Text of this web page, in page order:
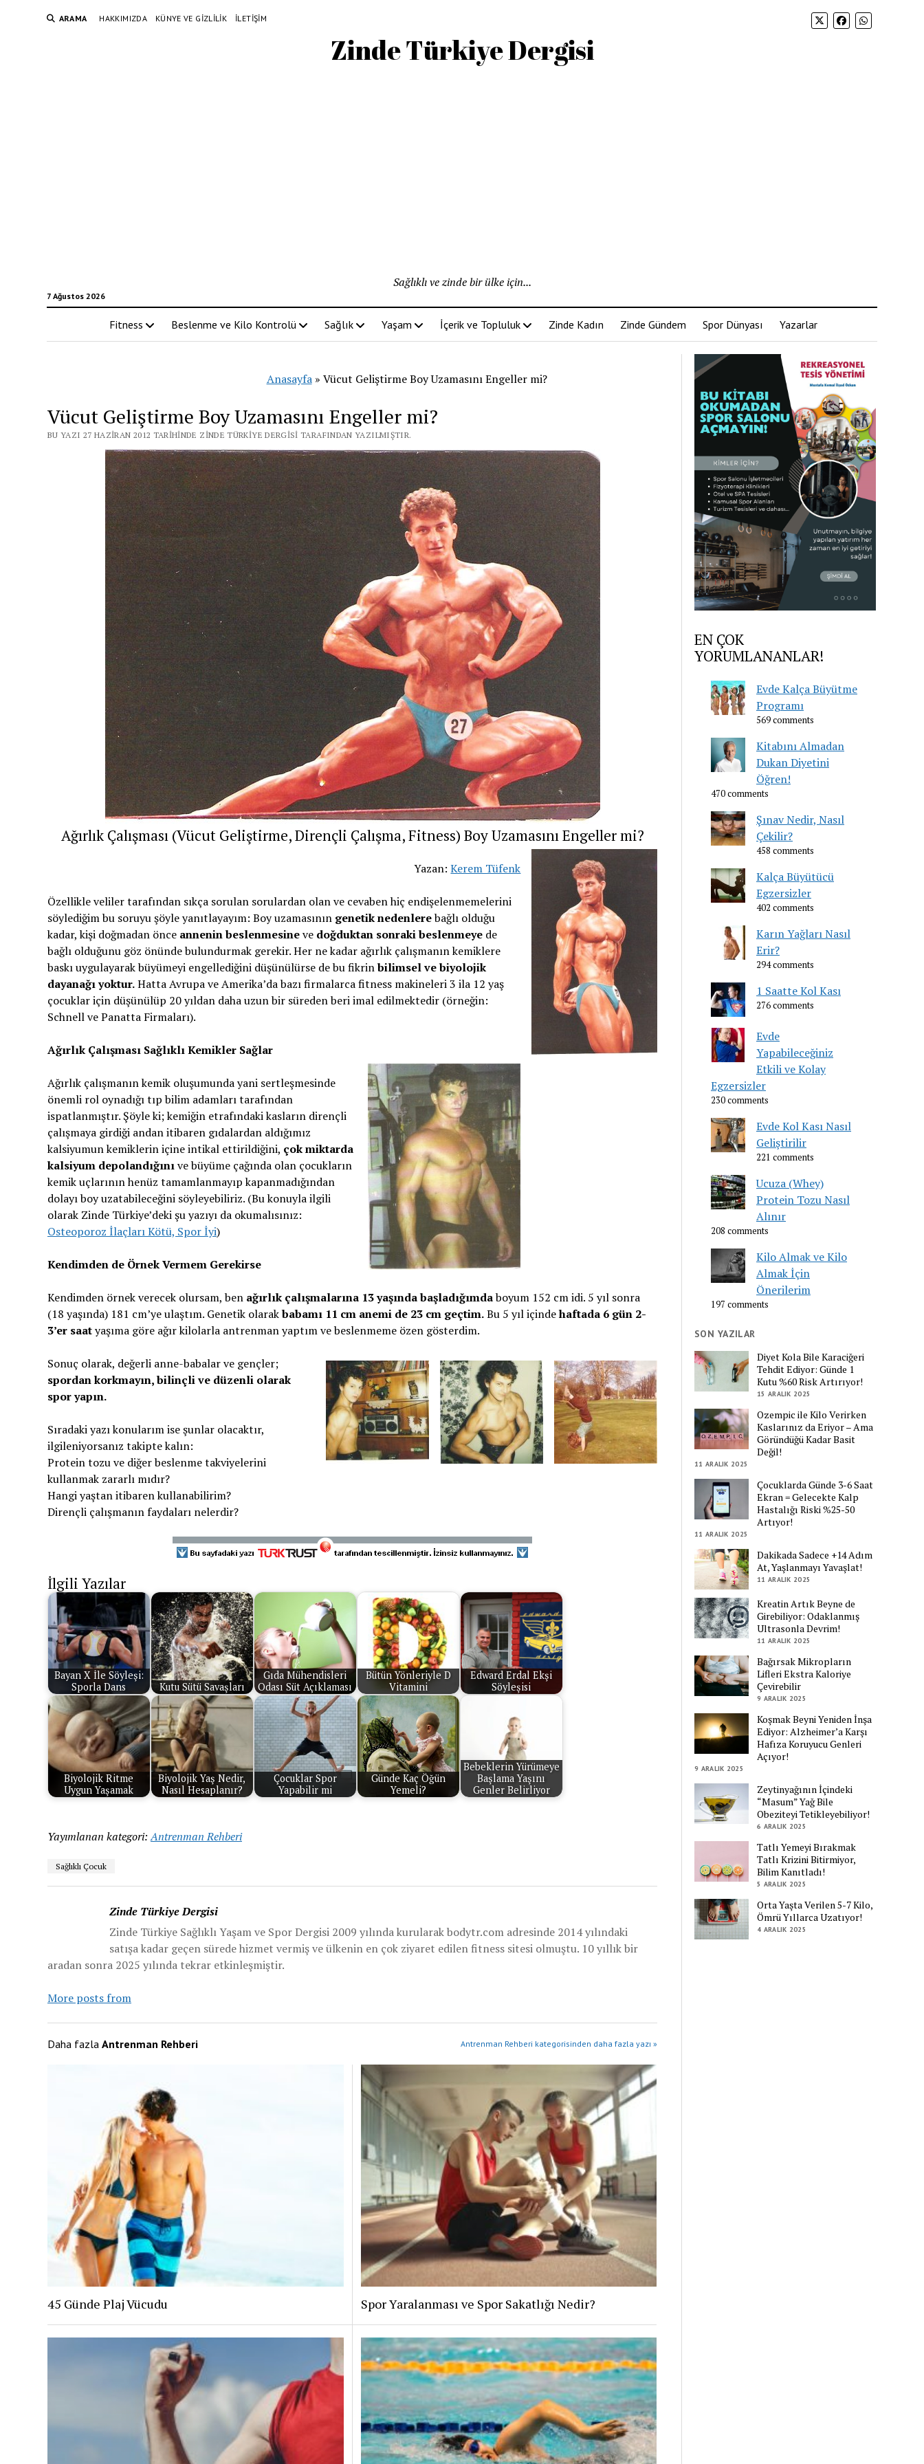
ARAMA HAKKIMIZDA KÜNYE VE GIZLILIK İLETIŞIM
Zinde Türkiye Dergisi
7 Ağustos 2026
Sağlıklı ve zinde bir ülke için...
Fitness Beslenme ve Kilo Kontrolü Sağlık Yaşam İçerik ve Topluluk Zinde Kadın Zinde Gündem Spor Dünyası Yazarlar
Anasayfa» Vücut Geliştirme Boy Uzamasını Engeller mi?
Vücut Geliştirme Boy Uzamasını Engeller mi?
BU YAZI 27 HAZIRAN 2012 TARIHINDE ZINDE TÜRKIYE DERGISI TARAFINDAN YAZILMIŞTIR.
Ağırlık Çalışması (Vücut Geliştirme, Dirençli Çalışma, Fitness) Boy Uzamasını Engeller mi?
Yazan:Kerem Tüfenk
Özellikle veliler tarafından sıkça sorulan sorulardan olan ve cevaben hiç endişelenmemelerini
söylediğim bu soruyu şöyle yanıtlayayım: Boy uzamasının genetik nedenlerebağlı olduğu
kadar, kişi doğmadan önce annenin beslenmesineve doğduktan sonraki beslenmeyede
bağlı olduğunu göz önünde bulundurmak gerekir. Her ne kadar ağırlık çalışmanın kemiklere
baskı uygulayarak büyümeyi engellediğini düşünülürse de bu fikrinbilimsel ve biyolojik
dayanağı yoktur.Hatta Avrupa ve Amerika’da bazı firmalarca fitness makineleri 3 ila 12 yaş
çocuklar için düşünülüp 20 yıldan daha uzun bir süreden beri imal edilmektedir (örneğin:
Schnell ve Panatta Firmaları).
Ağırlık Çalışması Sağlıklı Kemikler Sağlar
Ağırlık çalışmanın kemik oluşumunda yani sertleşmesinde
önemli rol oynadığı tıp bilim adamları tarafından
ispatlanmıştır. Şöyle ki; kemiğin etrafındaki kasların dirençli
çalışmaya girdiği andan itibaren gıdalardan aldığımız
kalsiyumun kemiklerin içine intikal ettirildiğini, çok miktarda
kalsiyum depolandığınıve büyüme çağında olan çocukların
kemik uçlarının henüz tamamlanmayıp kapanmadığından
dolayı boy uzatabileceğini söyleyebiliriz. (Bu konuyla ilgili
olarak Zinde Türkiye’deki şu yazıyı da okumalısınız:
Osteoporoz İlaçları Kötü, Spor İyi)
Kendimden de Örnek Vermem Gerekirse
Kendimden örnek verecek olursam, ben ağırlık çalışmalarına 13 yaşında başladığımdaboyum 152 cm idi. 5 yıl sonra
(18 yaşında) 181 cm’ye ulaştım. Genetik olarakbabamı 11 cm anemi de 23 cm geçtim.Bu 5 yıl içindehaftada 6 gün 2-
3’er saatyaşıma göre ağır kilolarla antrenman yaptım ve beslenmeme özen gösterdim.
Sonuç olarak, değerli anne-babalar ve gençler;
spordan korkmayın, bilinçli ve düzenli olarak
spor yapın.
Sıradaki yazı konularım ise şunlar olacaktır,
ilgileniyorsanız takipte kalın:
Protein tozu ve diğer beslenme takviyelerini
kullanmak zararlı mıdır?
Hangi yaştan itibaren kullanabilirim?
Dirençli çalışmanın faydaları nelerdir?
İlgili Yazılar
Bayan X İle Söyleşi:
Sporla Dans
Kutu Sütü Savaşları
Gıda Mühendisleri
Odası Süt Açıklaması
Bütün Yönleriyle D
Vitamini
Edward Erdal Ekşi
Söyleşisi
Biyolojik Ritme
Uygun Yaşamak
Biyolojik Yaş Nedir,
Nasıl Hesaplanır?
Çocuklar Spor
Yapabilir mi
Günde Kaç Öğün
Yemeli?
Bebeklerin Yürümeye
Başlama Yaşını
Genler Belirliyor
Yayımlanan kategori: Antrenman Rehberi
Sağlıklı Çocuk
Zinde Türkiye Dergisi
Zinde Türkiye Sağlıklı Yaşam ve Spor Dergisi 2009 yılında kurularak bodytr.com adresinde 2014 yılındaki
satışa kadar geçen sürede hizmet vermiş ve ülkenin en çok ziyaret edilen fitness sitesi olmuştu. 10 yıllık bir
aradan sonra 2025 yılında tekrar etkinleşmiştir.
More posts from
Daha fazla Antrenman Rehberi Antrenman Rehberi kategorisinden daha fazla yazı »
45 Günde Plaj Vücudu Spor Yaralanması ve Spor Sakatlığı Nedir?
EN ÇOK
YORUMLANANLAR!
Evde Kalça Büyütme
Programı
569 comments
Kitabını Almadan
Dukan Diyetini
Öğren!
470 comments
Şınav Nedir, Nasıl
Çekilir?
458 comments
Kalça Büyütücü
Egzersizler
402 comments
Karın Yağları Nasıl
Erir?
294 comments
1 Saatte Kol Kası
276 comments
Evde
Yapabileceğiniz
Etkili ve Kolay
Egzersizler
230 comments
Evde Kol Kası Nasıl
Geliştirilir
221 comments
Ucuza (Whey)
Protein Tozu Nasıl
Alınır
208 comments
Kilo Almak ve Kilo
Almak İçin
Önerilerim
197 comments
SON YAZILAR
Diyet Kola Bile Karaciğeri
Tehdit Ediyor: Günde 1
Kutu %60 Risk Artırıyor!
15 ARALIK 2025
Ozempic ile Kilo Verirken
Kaslarınız da Eriyor – Ama
Göründüğü Kadar Basit
Değil!
11 ARALIK 2025
Çocuklarda Günde 3-6 Saat
Ekran = Gelecekte Kalp
Hastalığı Riski %25-50
Artıyor!
11 ARALIK 2025
Dakikada Sadece +14 Adım
At, Yaşlanmayı Yavaşlat!
11 ARALIK 2025
Kreatin Artık Beyne de
Girebiliyor: Odaklanmış
Ultrasonla Devrim!
11 ARALIK 2025
Bağırsak Mikropların
Lifleri Ekstra Kaloriye
Çevirebilir
9 ARALIK 2025
Koşmak Beyni Yeniden İnşa
Ediyor: Alzheimer’a Karşı
Hafıza Koruyucu Genleri
Açıyor!
9 ARALIK 2025
Zeytinyağının İçindeki
“Masum” Yağ Bile
Obeziteyi Tetikleyebiliyor!
6 ARALIK 2025
Tatlı Yemeyi Bırakmak
Tatlı Krizini Bitirmiyor,
Bilim Kanıtladı!
5 ARALIK 2025
Orta Yaşta Verilen 5-7 Kilo,
Ömrü Yıllarca Uzatıyor!
4 ARALIK 2025